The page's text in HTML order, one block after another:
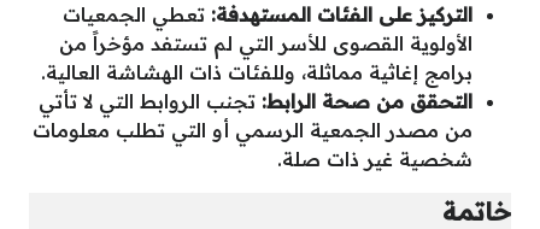
التركيز على الفئات المستهدفة: تعطي الجمعيات
الأولوية القصوى للأسر التي لم تستفد مؤخراً من
برامج إغاثية مماثلة، وللفئات ذات الهشاشة العالية.
التحقق من صحة الرابط: تجنب الروابط التي لا تأتي
من مصدر الجمعية الرسمي أو التي تطلب معلومات
شخصية غير ذات صلة.
خاتمة